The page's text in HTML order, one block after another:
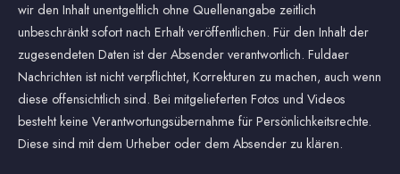
wir den Inhalt unentgeltlich ohne Quellenangabe zeitlich
unbeschränkt sofort nach Erhalt veröffentlichen. Für den Inhalt der
zugesendeten Daten ist der Absender verantwortlich. Fuldaer
Nachrichten ist nicht verpflichtet, Korrekturen zu machen, auch wenn
diese offensichtlich sind. Bei mitgelieferten Fotos und Videos
besteht keine Verantwortungsübernahme für Persönlichkeitsrechte.
Diese sind mit dem Urheber oder dem Absender zu klären.